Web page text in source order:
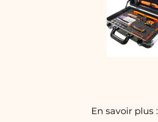
En savoir plus :